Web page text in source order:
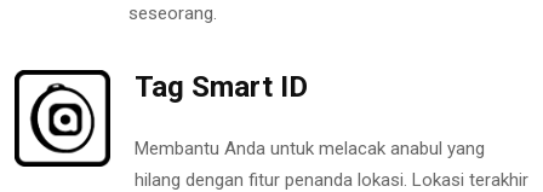
seseorang.
Tag Smart ID
Membantu Anda untuk melacak anabul yang
hilang dengan fitur penanda lokasi. Lokasi terakhir